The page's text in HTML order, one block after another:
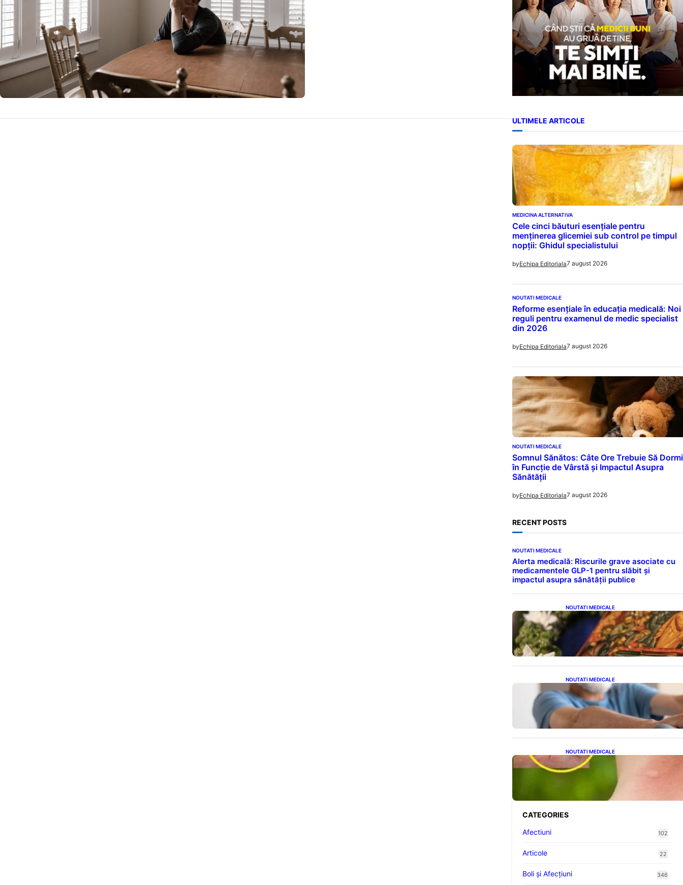
ULTIMELE ARTICOLE
MEDICINA ALTERNATIVA
Cele cinci băuturi esențiale pentru
menținerea glicemiei sub control pe timpul
nopții: Ghidul specialistului
byEchipa Editoriala7 august 2026
NOUTATI MEDICALE
Reforme esențiale în educația medicală: Noi
reguli pentru examenul de medic specialist
din 2026
byEchipa Editoriala7 august 2026
NOUTATI MEDICALE
Somnul Sănătos: Câte Ore Trebuie Să Dormi
în Funcție de Vârstă și Impactul Asupra
Sănătății
byEchipa Editoriala7 august 2026
RECENT POSTS
NOUTATI MEDICALE
Alerta medicală: Riscurile grave asociate cu
medicamentele GLP-1 pentru slăbit și
impactul asupra sănătății publice
NOUTATI MEDICALE
Postul Adormirii Maicii
Domnului: Tradiții, Superstiții și
Implicații Spiritualitate în 2026
NOUTATI MEDICALE
Îmbunătățirea sănătății
cardiovasculare: Patru exerciții
simple pentru reducerea
tensiunii arteriale la domiciliu
NOUTATI MEDICALE
Cum bacteriile pielii
influențează atracția țânțarilor:
O nouă viziune asupra alegerii
CATEGORIES
Afectiuni
102
Articole 22
Boli și Afecțiuni 346